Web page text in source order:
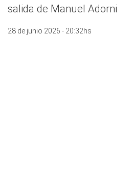
salida de Manuel Adorni
28 de junio 2026 - 20:32hs